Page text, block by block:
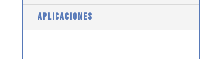
APLICACIONES